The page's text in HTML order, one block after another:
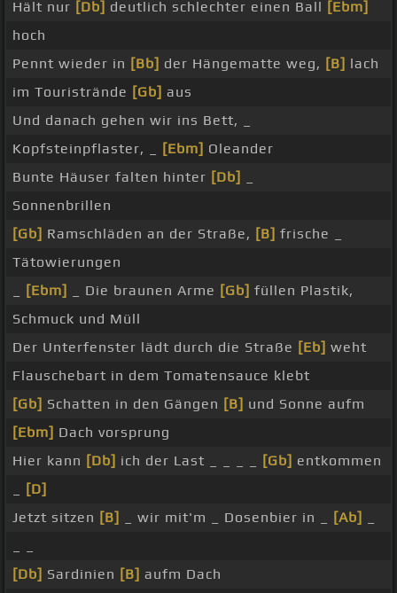
Hält nur [Db] deutlich schlechter einen Ball [Ebm]
hoch
Pennt wieder in [Bb] der Hängematte weg, [B] lach
im Touristrände [Gb] aus
Und danach gehen wir ins Bett, _
Kopfsteinpflaster, _
[Ebm] Oleander
Bunte Häuser falten hinter [Db]
Sonnenbrillen
[Gb] Ramschläden an der Straße, [B] frische _
Tätowierungen
[Ebm] _ Die braunen Arme [Gb] füllen Plastik,
Schmuck und Müll
Der Unterfenster lädt durch die Straße [Eb] weht
Flauschebart in dem Tomatensauce klebt
[Gb] Schatten in den Gängen [B] und Sonne aufm
[Ebm] Dach vorsprung
Hier kann [Db] ich der Last _ _ _ _ [Gb] entkommen
[D]
Jetzt sitzen [B] _ wir mit'm _ Dosenbier in _ [Ab]
[Db] Sardinien [B] aufm Dach